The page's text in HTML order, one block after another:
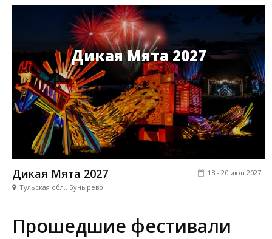
Дикая Мята 2027
Дикая Мята 2027
Тульская обл., Бунырево
18 - 20 июн 2027
Прошедшие фестивали